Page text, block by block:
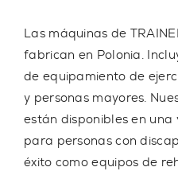
Las máquinas de
fabrican en Polonia.
de equipamiento de
y personas mayores.
están disponibles en
para personas con
éxito como equipos de